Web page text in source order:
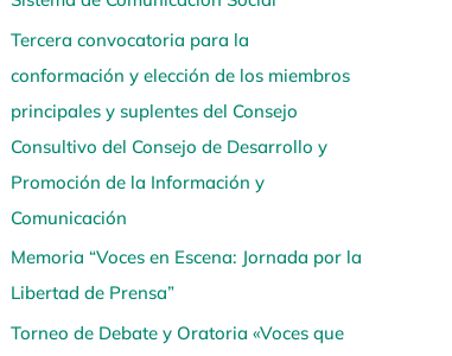
Tercera convocatoria para la
conformación y elección de los miembros
principales y suplentes del Consejo
Consultivo del Consejo de Desarrollo y
Promoción de la Información y
Comunicación
Memoria “Voces en Escena: Jornada por la
Libertad de Prensa”
Torneo de Debate y Oratoria «Voces que